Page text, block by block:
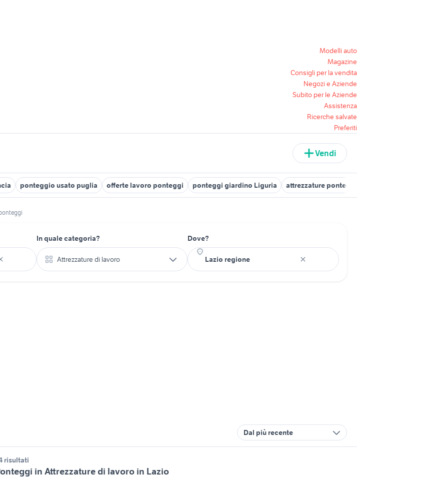
Modelli auto
Magazine
Consigli per la vendita
Negozi e Aziende
Subito per le Aziende
Assistenza
Ricerche salvate
Preferiti
Vendi
ponteggio usato puglia offerte lavoro ponteggi ponteggi giardino Liguria attrezzature ponteggio Umbria
In quale categoria?
Attrezzature di lavoro
Dove?
Dal più recente
risultati
in Attrezzature di lavoro in Lazio